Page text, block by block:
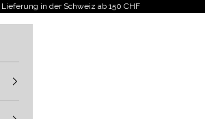
Lieferung in der Schweiz ab 150 CHF